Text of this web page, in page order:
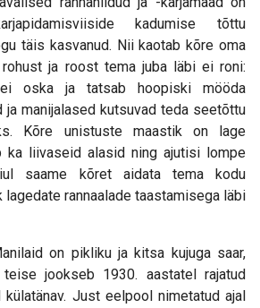
kadumise tõttu
täis kasvanud. Nii kaotab kõre oma
ja roost tema juba läbi ei roni:
oska ja tatsab hoopiski mööda
ja manijalased kutsuvad teda seetõttu
Kõre unistuste maastik on lage
ka liivaseid alasid ning ajutisi lompe
saame kõret aidata tema kodu
lagedate rannaalade taastamisega läbi
on pikliku ja kitsa kujuga saar,
jookseb 1930. aastatel rajatud
külatänav. Just eelpool nimetatud ajal